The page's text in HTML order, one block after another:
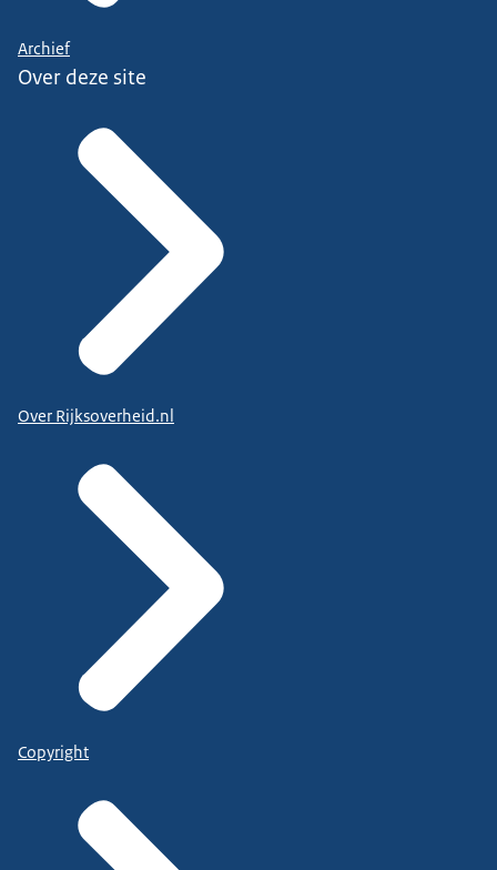
Archief
Over deze site
Over Rijksoverheid.nl
Copyright